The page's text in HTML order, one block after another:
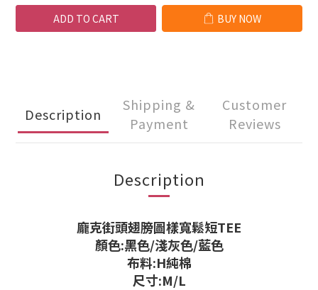
ADD TO CART BUY NOW
Description
Shipping &
Payment
Customer
Reviews
Description
龐克街頭翅膀圖樣寬鬆短TEE
顏色:黑色/淺灰色/藍色
布料:H純棉
尺寸:M/L